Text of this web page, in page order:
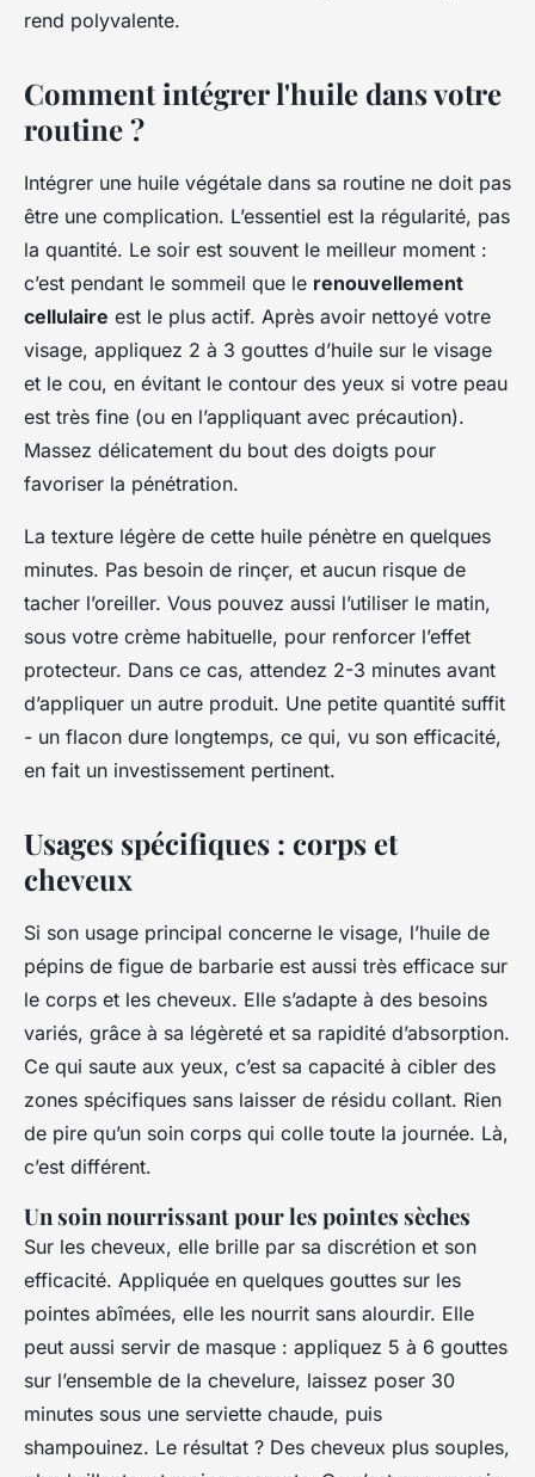
rend polyvalente.
Comment intégrer l'huile dans votre
routine ?
Intégrer une huile végétale dans sa routine ne doit pas
être une complication. L’essentiel est la régularité, pas
la quantité. Le soir est souvent le meilleur moment :
c’est pendant le sommeil que le renouvellement
cellulaire est le plus actif. Après avoir nettoyé votre
visage, appliquez 2 à 3 gouttes d’huile sur le visage
et le cou, en évitant le contour des yeux si votre peau
est très fine (ou en l’appliquant avec précaution).
Massez délicatement du bout des doigts pour
favoriser la pénétration.
La texture légère de cette huile pénètre en quelques
minutes. Pas besoin de rinçer, et aucun risque de
tacher l’oreiller. Vous pouvez aussi l’utiliser le matin,
sous votre crème habituelle, pour renforcer l’effet
protecteur. Dans ce cas, attendez 2-3 minutes avant
d’appliquer un autre produit. Une petite quantité suffit
- un flacon dure longtemps, ce qui, vu son efficacité,
en fait un investissement pertinent.
Usages spécifiques : corps et
cheveux
Si son usage principal concerne le visage, l’huile de
pépins de figue de barbarie est aussi très efficace sur
le corps et les cheveux. Elle s’adapte à des besoins
variés, grâce à sa légèreté et sa rapidité d’absorption.
Ce qui saute aux yeux, c’est sa capacité à cibler des
zones spécifiques sans laisser de résidu collant. Rien
de pire qu’un soin corps qui colle toute la journée. Là,
c’est différent.
Un soin nourrissant pour les pointes sèches
Sur les cheveux, elle brille par sa discrétion et son
efficacité. Appliquée en quelques gouttes sur les
pointes abîmées, elle les nourrit sans alourdir. Elle
peut aussi servir de masque : appliquez 5 à 6 gouttes
sur l’ensemble de la chevelure, laissez poser 30
minutes sous une serviette chaude, puis
shampouinez. Le résultat ? Des cheveux plus souples,